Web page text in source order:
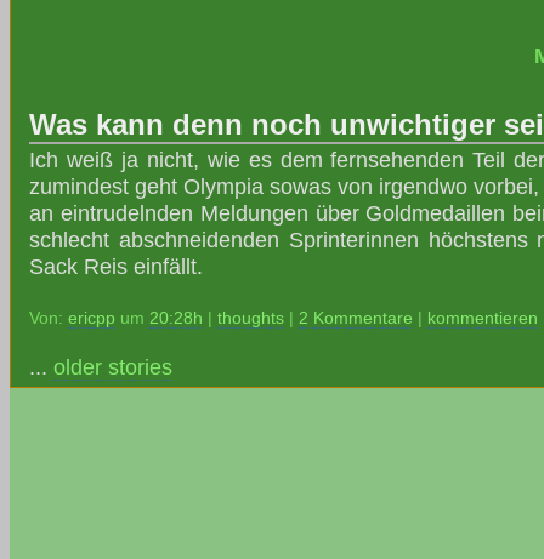
Was kann denn noch unwichtiger
Ich weiß ja nicht, wie es dem fernsehenden Teil
zumindest geht Olympia sowas von irgendwo
an eintrudelnden Meldungen über Goldmedaillen
schlecht abschneidenden Sprinterinnen höchstens
Sack Reis einfällt.
Von: ericpp um 20:28h thoughts 2 Kommentare kommentieren
... older stories